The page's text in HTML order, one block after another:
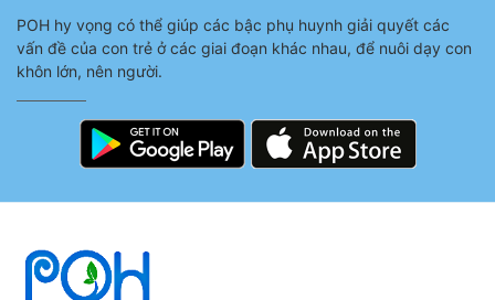
POH hy vọng có thể giúp các bậc phụ huynh giải quyết các
vấn đề của con trẻ ở các giai đoạn khác nhau, để nuôi dạy con
khôn lớn, nên người.